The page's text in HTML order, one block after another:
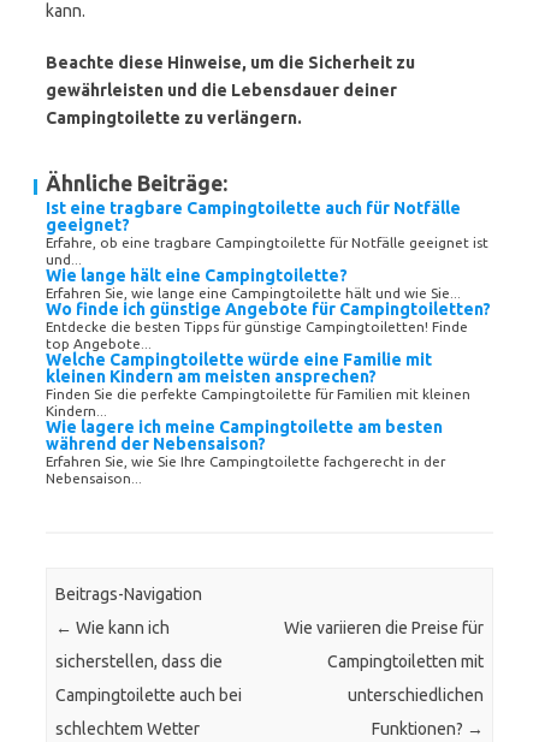
kann.
Beachte diese Hinweise, um die Sicherheit zu
gewährleisten und die Lebensdauer deiner
Campingtoilette zu verlängern.
Ähnliche Beiträge:
Ist eine tragbare Campingtoilette auch für Notfälle
geeignet?
Erfahre, ob eine tragbare Campingtoilette für Notfälle geeignet ist
und...
Wie lange hält eine Campingtoilette?
Erfahren Sie, wie lange eine Campingtoilette hält und wie Sie...
Wo finde ich günstige Angebote für Campingtoiletten?
Entdecke die besten Tipps für günstige Campingtoiletten! Finde
top Angebote...
Welche Campingtoilette würde eine Familie mit
kleinen Kindern am meisten ansprechen?
Finden Sie die perfekte Campingtoilette für Familien mit kleinen
Kindern...
Wie lagere ich meine Campingtoilette am besten
während der Nebensaison?
Erfahren Sie, wie Sie Ihre Campingtoilette fachgerecht in der
Nebensaison...
Beitrags-Navigation
← Wie kann ich
sicherstellen, dass die
Campingtoilette auch bei
schlechtem Wetter
Wie variieren die Preise für
Campingtoiletten mit
unterschiedlichen
Funktionen? →